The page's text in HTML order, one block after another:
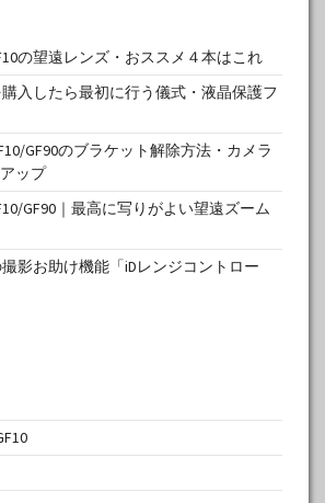
の望遠レンズ・おススメ４本はこれ
購入したら最初に行う儀式・液晶保護フ
GF90のブラケット解除方法・カメラ
ップ
GF90｜最高に写りがよい望遠ズーム
影お助け機能「iDレンジコントロー